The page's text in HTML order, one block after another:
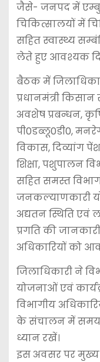
जैसे- जनपद में
चिकित्सालयों में
सहित स्वास्थ्य
लेते हुए आवश्यक
बैठक में
प्रधानमंत्री
अवशेष प्रबन्धन,
पी0डब्लू0डी0,
विकास, दिव्यांग
शिक्षा, पशुपालन
सहित समस्त
जनकल्याणकारी
अद्यतन स्थिति एवं
प्रगति की
अधिकारियों को
जिलाधिकारी ने
योजनाओं एवं
विभागीय
के संचालन में
ध्यान रखें।
इस अवसर पर मुख्य